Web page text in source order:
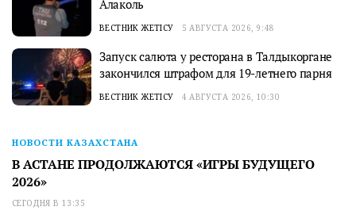
Алаколь
ВЕСТНИК ЖЕТІСУ 5 АВГУСТА 2026, 9:48
Запуск салюта у ресторана в Талдыкоргане
закончился штрафом для 19-летнего парня
ВЕСТНИК ЖЕТІСУ 4 АВГУСТА 2026, 10:30
НОВОСТИ КАЗАХСТАНА
В АСТАНЕ ПРОДОЛЖАЮТСЯ «ИГРЫ БУДУЩЕГО
2026»
СЕГОДНЯ В 13:35